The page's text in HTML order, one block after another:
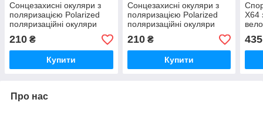
Сонцезахисні окуляри з
поляризацією Polarized
поляризаційні окуляри
модель 2023
210 ₴
Купити
Сонцезахисні окуляри з
поляризацією Polarized
поляризаційні окуляри
210₴
Купити
X64
435
Про нас